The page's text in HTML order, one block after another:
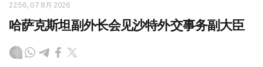
22:56, 07 8月 2026
哈萨克斯坦副外长会见沙特外交事务副大臣